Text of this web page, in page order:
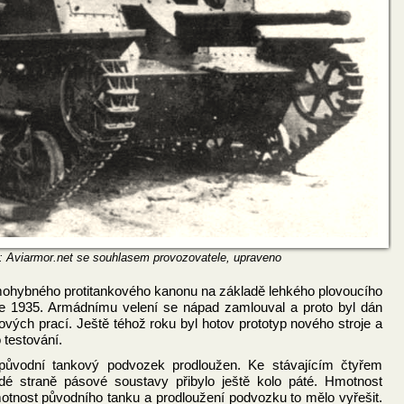
Aviarmor.net se souhlasem provozovatele, upraveno
protitankového kanonu na základě lehkého plovoucího
Armádnímu velení se nápad zamlouval a proto byl dán
prací. Ještě téhož roku byl hotov prototyp nového stroje a
testování.
tankový podvozek prodloužen. Ke stávajícím čtyřem
straně pásové soustavy přibylo ještě kolo páté. Hmotnost
původního tanku a prodloužení podvozku to mělo vyřešit.